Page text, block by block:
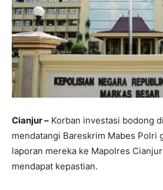
Cianjur – Korban investasi bodong
mendatangi Bareskrim Mabes Polri
laporan mereka ke Mapolres
mendapat kepastian.